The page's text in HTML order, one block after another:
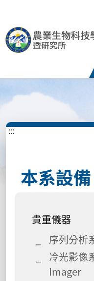
:::
本系設備
貴重儀器
序列分析
冷光影像
Imager